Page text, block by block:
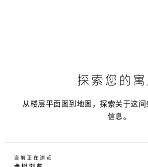
探索您的
从楼层平面图到地图，探索关于这
信息。
当前正在浏览